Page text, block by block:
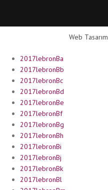
Web Tasarım
2017lebronBa
2017lebronBb
2017lebronBc
2017lebronBd
2017lebronBe
2017lebronBf
2017lebronBg
2017lebronBh
2017lebronBi
2017lebronBj
2017lebronBk
2017lebronBl